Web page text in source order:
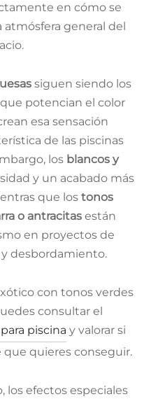
en cómo se
general del
siguen siendo los
potencian el color
esa sensación
de las piscinas
los blancos y
y un acabado más
que los tonos
o antracitasestán
en proyectos de
desbordamiento.
con tonos verdes
consultar el
piscina y valorar si
quieres conseguir.
los efectos especiales